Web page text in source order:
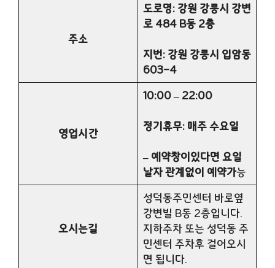
주소
도로명: 강원 강릉시 강변
로 484 B동 2층
지번: 강원 강릉시 입암동
603-4
영업시간
10:00 – 22:00
정기휴무: 매주 수요일
– 예약창이있다면 요일
날자 관계없이 예약가능
오시는길
성덕동주민센터 바로옆
강변빌 B동 2층입니다.
지하주차 또는 성덕동 주
민센터 주차후 걸어오시
면 됩니다.